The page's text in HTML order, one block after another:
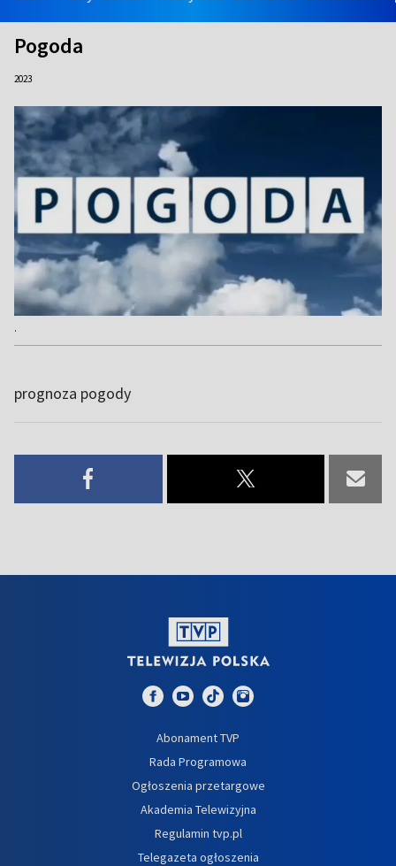
Pogoda
2023
.
prognoza pogody
Abonament TVP
Rada Programowa
Ogłoszenia przetargowe
Akademia Telewizyjna
Regulamin tvp.pl
Telegazeta ogłoszenia